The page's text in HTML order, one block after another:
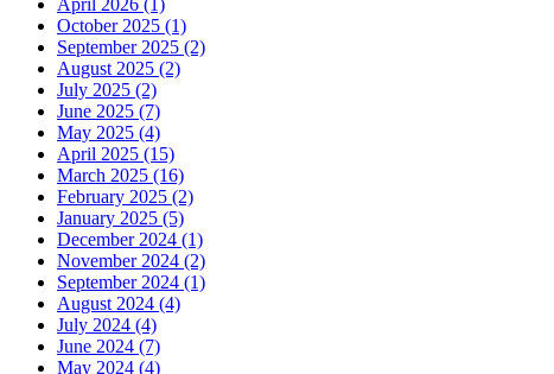
April 2026 (1)
October 2025 (1)
September 2025 (2)
August 2025 (2)
July 2025 (2)
June 2025 (7)
May 2025 (4)
April 2025 (15)
March 2025 (16)
February 2025 (2)
January 2025 (5)
December 2024 (1)
November 2024 (2)
September 2024 (1)
August 2024 (4)
July 2024 (4)
June 2024 (7)
May 2024 (4)